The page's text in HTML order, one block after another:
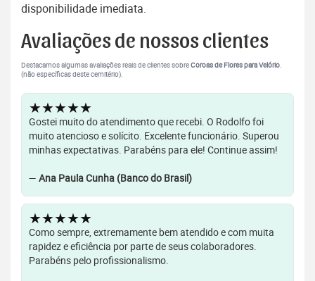
disponibilidade imediata.
Avaliações de nossos clientes
Destacamos algumas avaliações reais de clientes sobreCoroas de Flores para Velório.
(não específicas deste cemitério).
★★★★★
Gostei muito do atendimento que recebi. O Rodolfo foi
muito atencioso e solícito. Excelente funcionário. Superou
minhas expectativas. Parabéns para ele! Continue assim!
— Ana Paula Cunha (Banco do Brasil)
★★★★★
Como sempre, extremamente bem atendido e com muita
rapidez e eficiência por parte de seus colaboradores.
Parabéns pelo profissionalismo.